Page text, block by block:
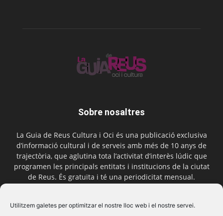
Utilitzem galetes per optimitzar el nostre lloc web i el nostre servei.
Sobre nosaltres
La Guia de Reus Cultura i Oci és una publicació exclusiva
d’informació cultural i de serveis amb més de 10 anys de
trajectòria, que aglutina tota l’activitat d’interès lúdic que
programen les principals entitats i institucions de la ciutat
de Reus. És gratuïta i té una periodicitat mensual.